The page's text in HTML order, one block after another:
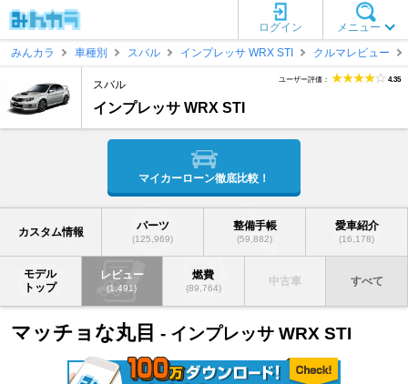
メニュー
ログイン
みんカラ
車種別 スバル インプレッサ WRX STI クルマレビュー
スバル
インプレッサ WRX STI
ユーザー評価： 4.35
マイカーローン徹底比較！
カスタム情報 パーツ
(125,969)
整備手帳
(59,882)
愛車紹介
(16,178)
モデル
トップ
レビュー
(1,491)
燃費
(89,764)
中古車 すべて
マッチョな丸目 - インプレッサ WRX STI